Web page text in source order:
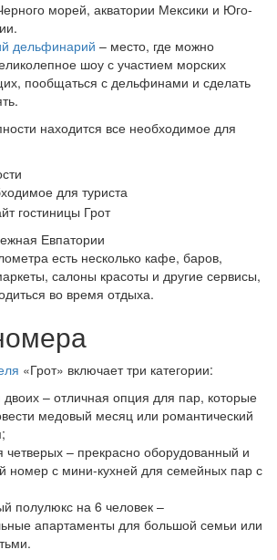
морей, акватории Мексики и Юго-
дельфинарий – место, где можно
шоу с участием морских
пообщаться с дельфинами и сделать
для туриста
Евпатории
есть несколько кафе, баров,
салоны красоты и другие сервисы,
во время отдыха.
«Грот» включает три категории:
– отличная опция для пар, которые
медовый месяц или романтический
четверых – прекрасно оборудованный и
с мини-кухней для семейных пар с
полулюкс на 6 человек –
апартаменты для большой семьи или